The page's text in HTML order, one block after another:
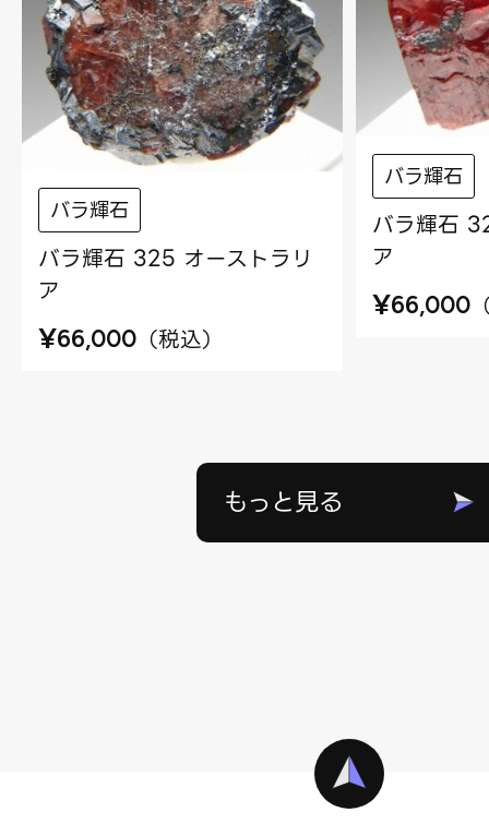
バラ輝石
バラ輝石 325 オーストラリ
ア
¥66,000 （税込）
バラ輝石
バラ輝石
ア
¥66,000
もっと見る